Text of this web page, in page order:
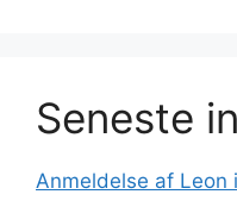
k
er
Seneste
Anmeldelse af Leon